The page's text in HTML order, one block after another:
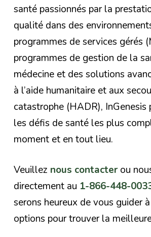
santé passionnés par la
qualité dans des
programmes de services gérés
programmes de gestion de la
médecine et des solutions
à l’aide humanitaire et aux
catastrophe (HADR), InGenesis
les défis de santé les plus
moment et en tout lieu.
Veuillez nous contacterou
directement au 1-866-448-
serons heureux de vous guider
options pour trouver la